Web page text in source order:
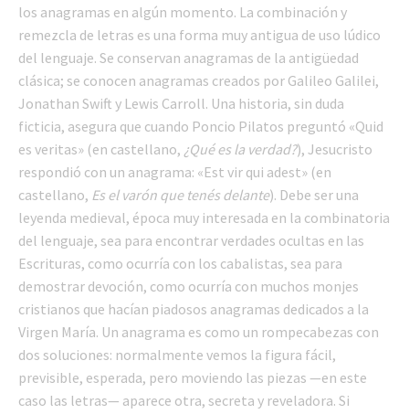
los anagramas en algún momento. La combinación y
remezcla de letras es una forma muy antigua de uso lúdico
del lenguaje. Se conservan anagramas de la antigüedad
clásica; se conocen anagramas creados por Galileo Galilei,
Jonathan Swift y Lewis Carroll. Una historia, sin duda
ficticia, asegura que cuando Poncio Pilatos preguntó «Quid
es veritas» (en castellano, ¿Qué es la verdad?), Jesucristo
respondió con un anagrama: «Est vir qui adest» (en
castellano, Es el varón que tenés delante). Debe ser una
leyenda medieval, época muy interesada en la combinatoria
del lenguaje, sea para encontrar verdades ocultas en las
Escrituras, como ocurría con los cabalistas, sea para
demostrar devoción, como ocurría con muchos monjes
cristianos que hacían piadosos anagramas dedicados a la
Virgen María. Un anagrama es como un rompecabezas con
dos soluciones: normalmente vemos la figura fácil,
previsible, esperada, pero moviendo las piezas —en este
caso las letras— aparece otra, secreta y reveladora. Si